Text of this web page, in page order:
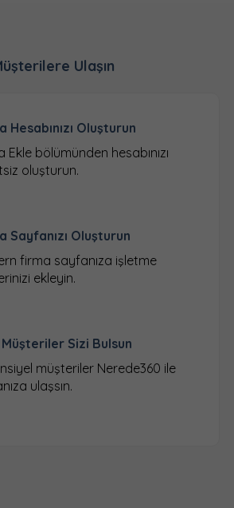
Ulaşın
Hesabınızı Oluşturun
Eklebölümünden hesabınızı
oluşturun.
Sayfanızı Oluşturun
firma sayfanıza işletme
ekleyin.
Müşteriler Sizi Bulsun
müşteriler Nerede360 ile
ulaşsın.